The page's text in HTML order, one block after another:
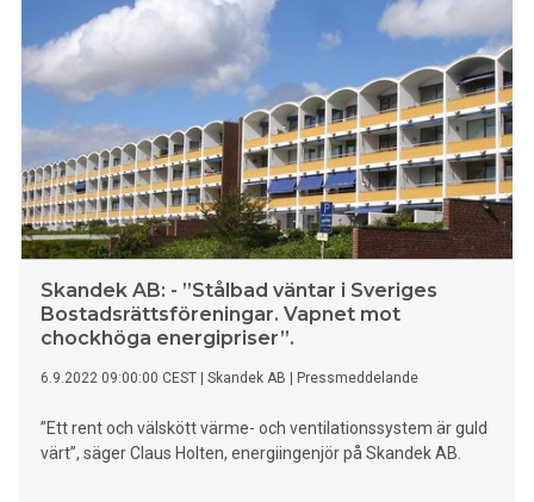
byggnadens energideklaration.
Skandek AB: - ”Stålbad väntar i Sveriges
Bostadsrättsföreningar. Vapnet mot
chockhöga energipriser”.
6.9.2022 09:00:00 CEST Skandek AB Pressmeddelande
”Ett rent och välskött värme- och ventilationssystem är guld
värt”, säger Claus Holten, energiingenjör på Skandek AB.